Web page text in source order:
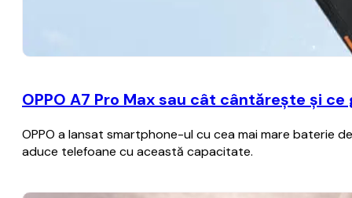
OPPO A7 Pro Max sau cât cântărește și
OPPO a lansat smartphone-ul cu cea mai mare baterie
aduce telefoane cu această capacitate.